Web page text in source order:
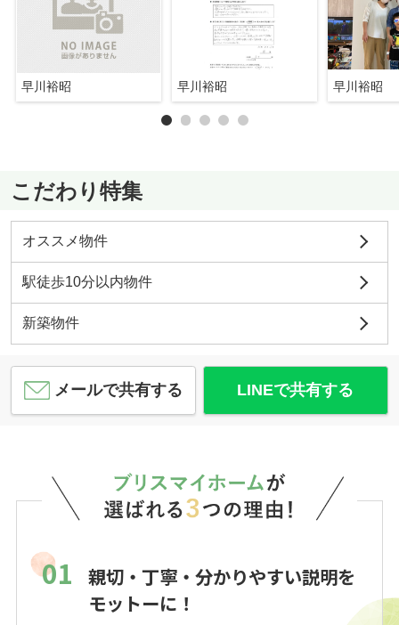
早川裕昭 早川裕昭 早川裕昭
こだわり特集
オススメ物件
駅徒歩10分以内物件
新築物件
メールで共有する LINEで共有する
01
親切・丁寧・分かりやすい説明を
モットーに！